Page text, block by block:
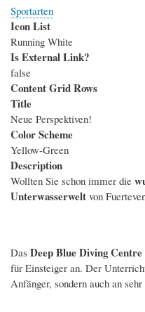
Sportarten
Icon List
Running White
Is External Link?
false
Content Grid Rows
Title
Neue Perspektiven!
Color Scheme
Yellow-Green
Description
Wollten Sie schon immer die
Unterwasserwelt von
Das Deep Blue Diving Centre
für Einsteiger an. Der
Anfänger, sondern auch an